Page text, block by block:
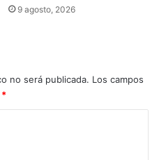
9 agosto, 2026
no será publicada. Los campos
*